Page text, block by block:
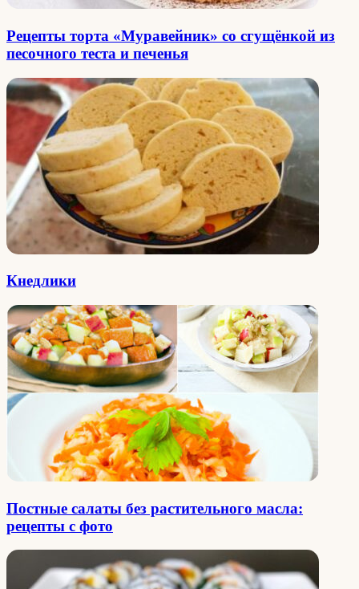
Рецепты торта «Муравейник» со сгущёнкой из
песочного теста и печенья
Кнедлики
Постные салаты без растительного масла:
рецепты с фото